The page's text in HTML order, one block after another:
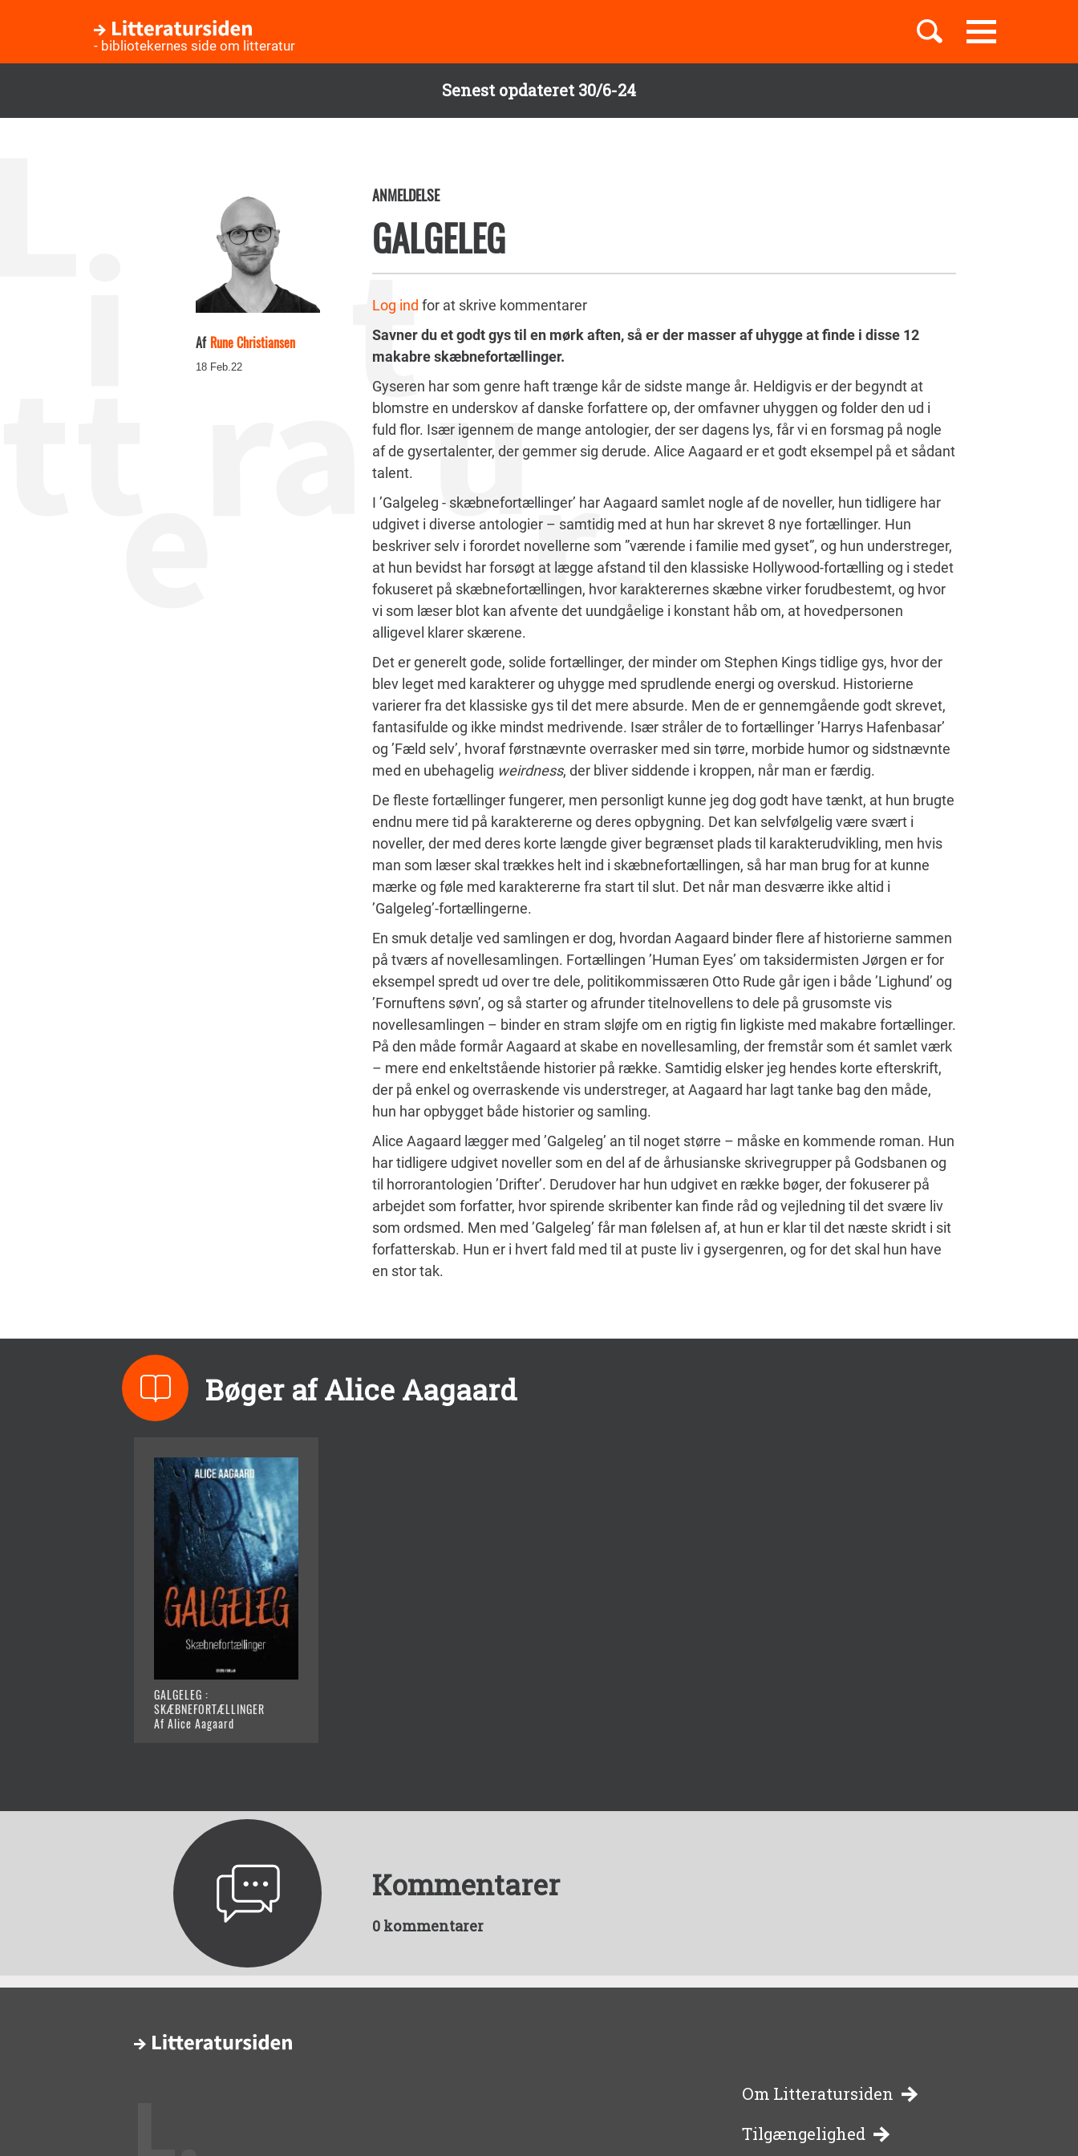
Senest opdateret 30/6-24
Toggle
navigation
- bibliotekernes side om litteratur
Børnebøger
Af Rune Christiansen
18 Feb.22
ANMELDELSE
GALGELEG
Log ind for at skrive kommentarer
Savner du et godt gys til en mørk aften, så er der masser af uhygge at finde i disse 12
makabre skæbnefortællinger.
Gyseren har som genre haft trænge kår de sidste mange år. Heldigvis er der begyndt at
blomstre en underskov af danske forfattere op, der omfavner uhyggen og folder den ud i
fuld flor. Især igennem de mange antologier, der ser dagens lys, får vi en forsmag på nogle
af de gysertalenter, der gemmer sig derude. Alice Aagaard er et godt eksempel på et sådant
talent.
I ’Galgeleg - skæbnefortællinger’ har Aagaard samlet nogle af de noveller, hun tidligere har
udgivet i diverse antologier – samtidig med at hun har skrevet 8 nye fortællinger. Hun
beskriver selv i forordet novellerne som ”værende i familie med gyset”, og hun understreger,
at hun bevidst har forsøgt at lægge afstand til den klassiske Hollywood-fortælling og i stedet
fokuseret på skæbnefortællingen, hvor karakterernes skæbne virker forudbestemt, og hvor
vi som læser blot kan afvente det uundgåelige i konstant håb om, at hovedpersonen
alligevel klarer skærene.
Det er generelt gode, solide fortællinger, der minder om Stephen Kings tidlige gys, hvor der
blev leget med karakterer og uhygge med sprudlende energi og overskud. Historierne
varierer fra det klassiske gys til det mere absurde. Men de er gennemgående godt skrevet,
fantasifulde og ikke mindst medrivende. Især stråler de to fortællinger ’Harrys Hafenbasar’
og ’Fæld selv’, hvoraf førstnævnte overrasker med sin tørre, morbide humor og sidstnævnte
med en ubehagelig weirdness, der bliver siddende i kroppen, når man er færdig.
De fleste fortællinger fungerer, men personligt kunne jeg dog godt have tænkt, at hun brugte
endnu mere tid på karaktererne og deres opbygning. Det kan selvfølgelig være svært i
noveller, der med deres korte længde giver begrænset plads til karakterudvikling, men hvis
man som læser skal trækkes helt ind i skæbnefortællingen, så har man brug for at kunne
mærke og føle med karaktererne fra start til slut. Det når man desværre ikke altid i
’Galgeleg’-fortællingerne.
En smuk detalje ved samlingen er dog, hvordan Aagaard binder flere af historierne sammen
på tværs af novellesamlingen. Fortællingen ’Human Eyes’ om taksidermisten Jørgen er for
eksempel spredt ud over tre dele, politikommissæren Otto Rude går igen i både ’Lighund’ og
’Fornuftens søvn’, og så starter og afrunder titelnovellens to dele på grusomste vis
novellesamlingen – binder en stram sløjfe om en rigtig fin ligkiste med makabre fortællinger.
På den måde formår Aagaard at skabe en novellesamling, der fremstår som ét samlet værk
– mere end enkeltstående historier på række. Samtidig elsker jeg hendes korte efterskrift,
der på enkel og overraskende vis understreger, at Aagaard har lagt tanke bag den måde,
hun har opbygget både historier og samling.
Alice Aagaard lægger med ’Galgeleg’ an til noget større – måske en kommende roman. Hun
har tidligere udgivet noveller som en del af de århusianske skrivegrupper på Godsbanen og
til horrorantologien ’Drifter’. Derudover har hun udgivet en række bøger, der fokuserer på
arbejdet som forfatter, hvor spirende skribenter kan finde råd og vejledning til det svære liv
som ordsmed. Men med ’Galgeleg’ får man følelsen af, at hun er klar til det næste skridt i sit
forfatterskab. Hun er i hvert fald med til at puste liv i gysergenren, og for det skal hun have
en stor tak.
Bøger af Alice Aagaard
GALGELEG :
SKÆBNEFORTÆLLINGER
Af Alice Aagaard
Kommentarer
0 kommentarer
-
Om Litteratursiden
Tilgængelighed